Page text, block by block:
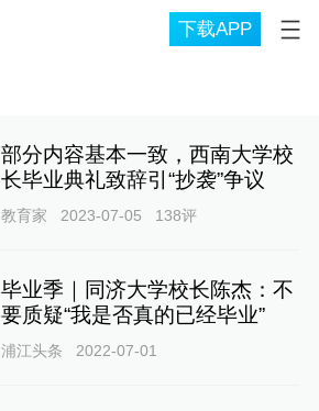
下载APP
部分内容基本一致，西南大学校
长毕业典礼致辞引“抄袭”争议
教育家 2023-07-05 138评
毕业季｜同济大学校长陈杰：不
要质疑“我是否真的已经毕业”
浦江头条 2022-07-01